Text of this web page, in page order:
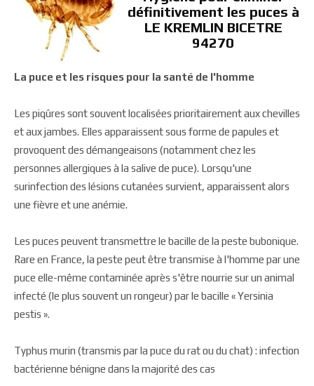
définitivement les puces à
LE KREMLIN BICETRE
94270
La puce et les risques pour la santé de l'homme
Les piqûres sont souvent localisées prioritairement aux chevilles
et aux jambes. Elles apparaissent sous forme de papules et
provoquent des démangeaisons (notamment chez les
personnes allergiques à la salive de puce). Lorsqu'une
surinfection des lésions cutanées survient, apparaissent alors
une fièvre et une anémie.
Les puces peuvent transmettre le bacille de la peste bubonique.
Rare en France, la peste peut être transmise à l'homme par une
puce elle-même contaminée après s'être nourrie sur un animal
infecté (le plus souvent un rongeur) par le bacille « Yersinia
pestis ».
Typhus murin (transmis par la puce du rat ou du chat) : infection
bactérienne bénigne dans la majorité des cas